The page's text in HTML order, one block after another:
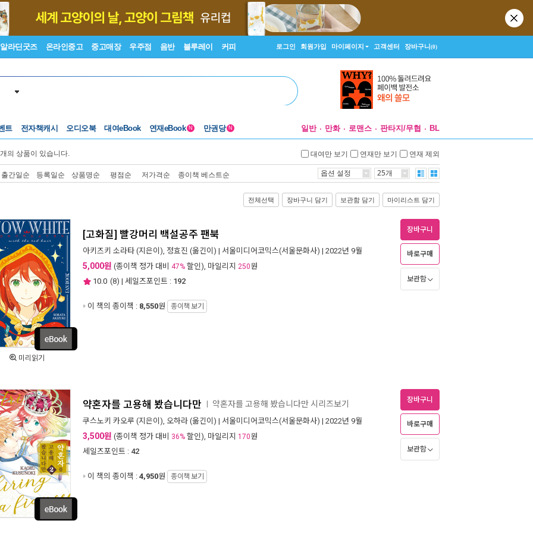
알라딘굿즈 온라인중고 중고매장 우주점 음반 블루레이 커피 로그인 회원가입 마이페이지 고객센터 장바구니(0)
트 전자책캐시 오디오북 대여eBook 연재eBook N 만권당 N 일반 만화 로맨스 판타지/무협 BL
개의 상품이 있습니다. 대여만 보기 연재만 보기 연재 제외
출간일순 등록일순 상품명순 평점순 저가격순 종이책 베스트순 옵션 설정 25개
전체선택 장바구니 담기 보관함 담기 마이리스트 담기
미리읽기
[고화질] 빨강머리 백설공주 팬북
아키즈키 소라타 (지은이), 정효진 (옮긴이) | 서울미디어코믹스(서울문화사) | 2022년 9월
5,000원 (종이책 정가 대비 47% 할인), 마일리지 250원
10.0 (8) | 세일즈포인트 : 192
이 책의 종이책 : 8,550원 종이책 보기
장바구니
바로구매
보관함
약혼자를 고용해 봤습니다만 약혼자를 고용해 봤습니다만 시리즈보기
쿠스노키 카오루 (지은이), 오하라 (옮긴이) | 서울미디어코믹스(서울문화사) | 2022년 9월
3,500원 (종이책 정가 대비 36% 할인), 마일리지 170원
세일즈포인트 : 42
이 책의 종이책 : 4,950원 종이책 보기
장바구니
바로구매
보관함